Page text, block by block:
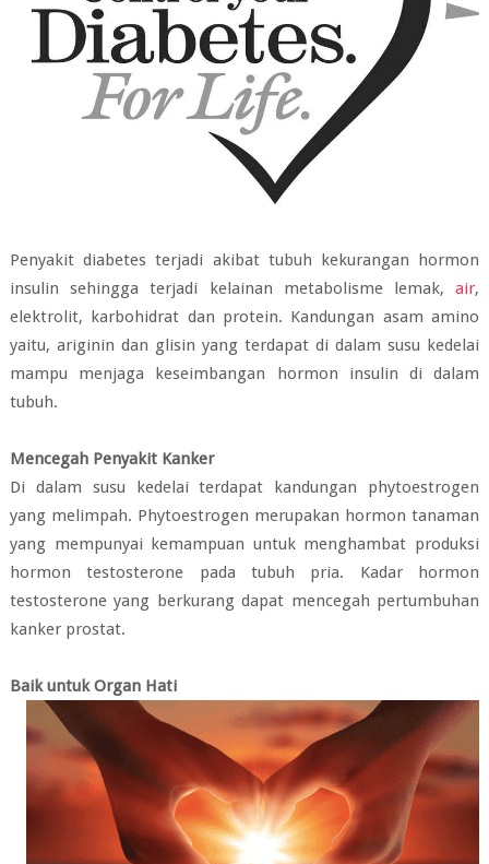
Penyakit diabetes terjadi akibat tubuh kekurangan hormon
insulin sehingga terjadi kelainan metabolisme lemak,air,
elektrolit, karbohidrat dan protein. Kandungan asam amino
yaitu, ariginin dan glisin yang terdapat di dalam susu kedelai
mampu menjaga keseimbangan hormon insulin di dalam
tubuh.
Mencegah Penyakit Kanker
Di dalam susu kedelai terdapat kandungan phytoestrogen
yang melimpah. Phytoestrogen merupakan hormon tanaman
yang mempunyai kemampuan untuk menghambat produksi
hormon testosterone pada tubuh pria. Kadar hormon
testosterone yang berkurang dapat mencegah pertumbuhan
kanker prostat.
Baik untuk Organ Hati